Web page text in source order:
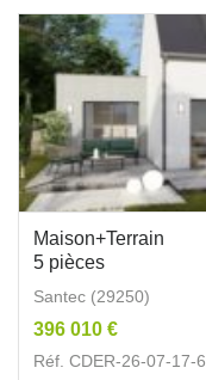
Maison+Terrain
5 pièces
Santec (29250)
396 010 €
Réf. CDER-26-07-17-6